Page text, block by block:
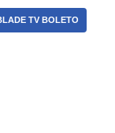
TV BOLETO